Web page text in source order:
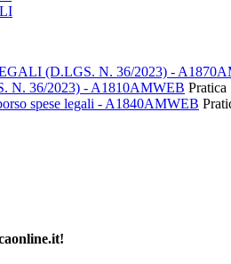
(D.LGS. N. 36/2023) -
36/2023) - A1810AMWEB Pratica
spese legali - A1840AMWEB